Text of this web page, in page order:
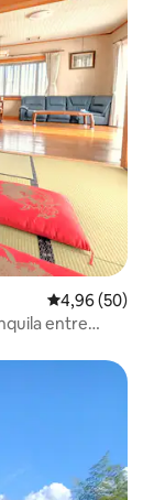
4,96 de uma
4,96 (50)
entre